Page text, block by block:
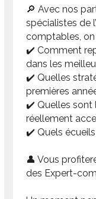
🔎 Avec nos
spécialistes de
comptables,
✔️ Comment
dans les
✔️ Quelles
premières
✔️ Quelles sont
réellement
✔️ Quels
👤 Vous
des Expert-